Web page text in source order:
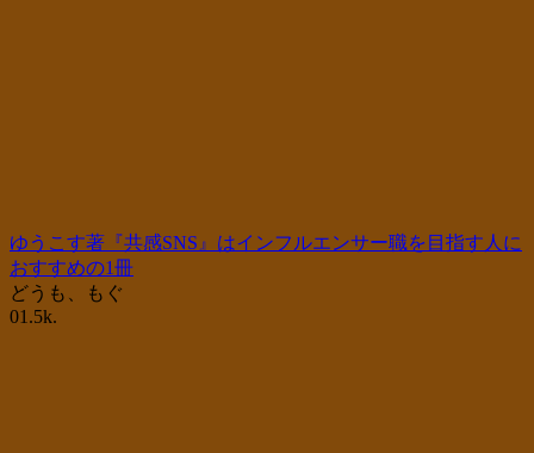
ゆうこす著『共感SNS』はインフルエンサー職を目指す人に
おすすめの1冊
どうも、もぐ
01.5k.